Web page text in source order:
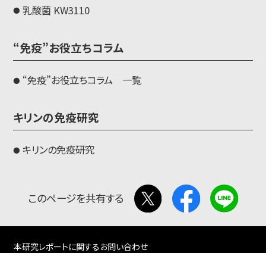
乳酸菌 KW3110
“免疫”お役立ちコラム
“免疫”お役立ちコラム 一覧
キリンの免疫研究
キリンの免疫研究
このページを共有する
本研究レポートに関するお問い合わせ